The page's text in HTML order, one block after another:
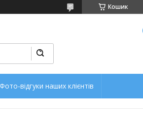
Кошик
Фото-відгуки наших клієнтів